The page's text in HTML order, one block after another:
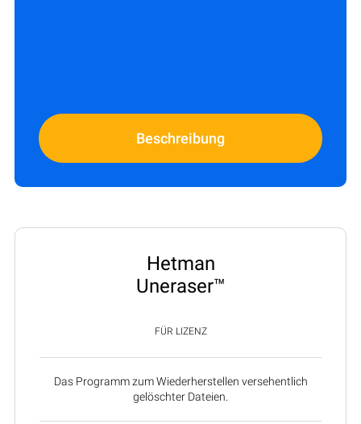
Beschreibung
Hetman
Uneraser™
FÜR LIZENZ
Das Programm zum Wiederherstellen versehentlich
gelöschter Dateien.